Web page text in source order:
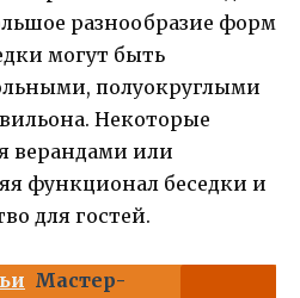
разнообразие форм
могут быть
полуокруглыми
Некоторые
верандами или
функционал беседки и
для гостей.
Мастер-